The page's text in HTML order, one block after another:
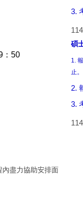
3.
：50
碩
1.
止。
2.
3.
內盡力協助安排面